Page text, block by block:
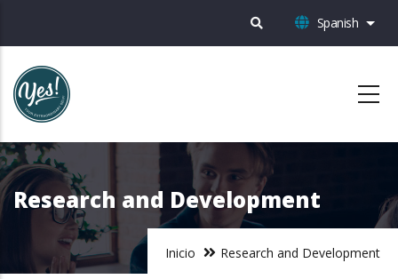
al
contenido
principal
Spanish
Research and Development
Inicio Research and Development